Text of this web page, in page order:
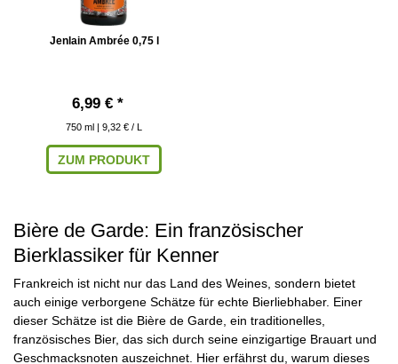
Jenlain Ambrée 0,75 l
6,99 € *
750 ml | 9,32 € / L
ZUM PRODUKT
Bière de Garde: Ein französischer
Bierklassiker für Kenner
Frankreich ist nicht nur das Land des Weines, sondern bietet
auch einige verborgene Schätze für echte Bierliebhaber. Einer
dieser Schätze ist die Bière de Garde, ein traditionelles,
französisches Bier, das sich durch seine einzigartige Brauart und
Geschmacksnoten auszeichnet. Hier erfährst du, warum dieses